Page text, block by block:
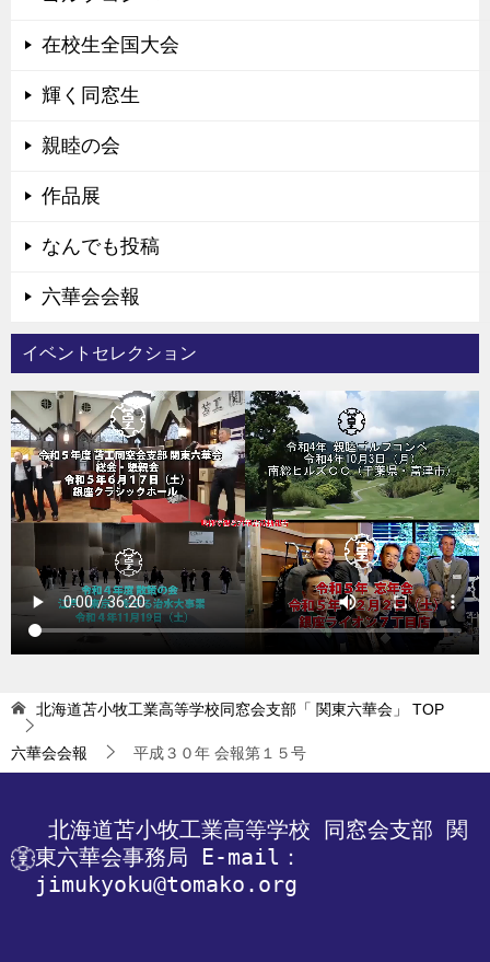
在校生全国大会
輝く同窓生
親睦の会
作品展
なんでも投稿
六華会会報
イベントセレクション
北海道苫小牧工業高等学校同窓会支部「 関東六華会」 TOP
六華会会報 平成３０年 会報第１５号
北海道苫小牧工業高等学校 同窓会支部 関
東六華会事務局 E-mail：
jimukyoku@tomako.org